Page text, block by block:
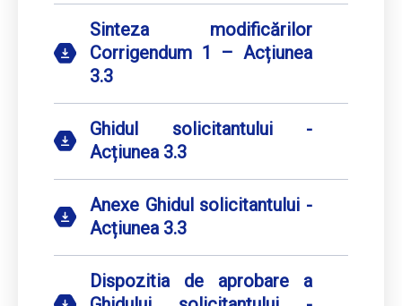
Sinteza modificărilor
Corrigendum 1 – Acțiunea
3.3
Ghidul solicitantului -
Acțiunea 3.3
Anexe Ghidul solicitantului -
Acțiunea 3.3
Dispozitia de aprobare a